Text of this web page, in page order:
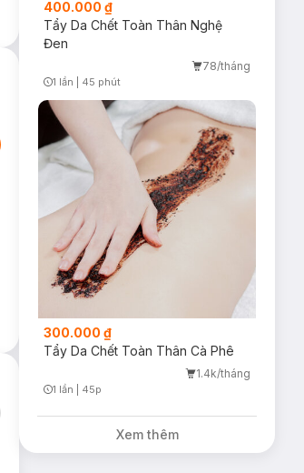
400.000 ₫
Tẩy Da Chết Toàn Thân Nghệ
Đen
78/tháng
1 lần 45 phút
300.000 ₫
Tẩy Da Chết Toàn Thân Cà Phê
1.4k/tháng
Timer Gray Icon
1 lần 45p
Xem thêm